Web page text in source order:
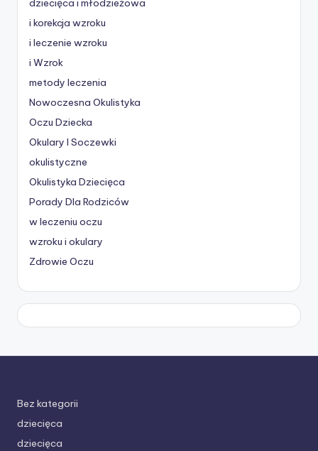
dziecięca i młodzieżowa
i korekcja wzroku
i leczenie wzroku
i Wzrok
metody leczenia
Nowoczesna Okulistyka
Oczu Dziecka
Okulary I Soczewki
okulistyczne
Okulistyka Dziecięca
Porady Dla Rodziców
w leczeniu oczu
wzroku i okulary
Zdrowie Oczu
Bez kategorii
dziecięca
dziecięca